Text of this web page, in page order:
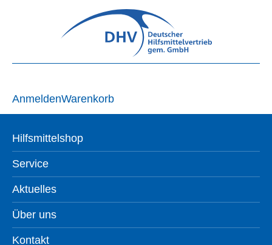
AnmeldenWarenkorb
Hilfsmittelshop
Service
Aktuelles
Über uns
Kontakt